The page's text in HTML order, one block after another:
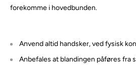
forekomme i hovedbunden.
Anvend altid handsker, ved fysisk
Anbefales at blandingen påføres fra